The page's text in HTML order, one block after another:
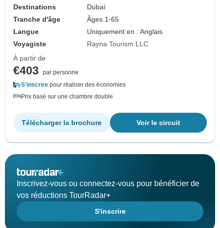
Destinations
Dubaï
Tranche d'âge
Âges 1-65
Langue
Uniquement en : Anglais
Voyagiste
Rayna Tourism LLC
À partir de
€403
par personne
S'inscrire pour réaliser des économies
Prix basé sur une chambre double
Voir le circuit
Télécharger la brochure
Inscrivez-vous ou connectez-vous pour bénéficier de
vos réductions TourRadar+
S'inscrire